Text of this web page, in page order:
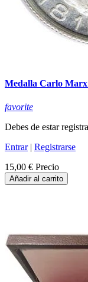
Medalla Carlo
favorite
Debes de estar
Entrar| Registrarse
15,00 € Precio
Añadir al carrito